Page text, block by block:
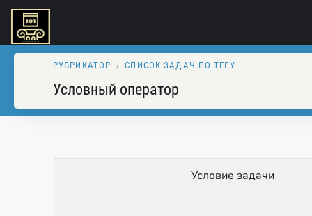
РУБРИКАТОР СПИСОК ЗАДАЧ ПО ТЕГУ
Условный оператор
Условие задачи